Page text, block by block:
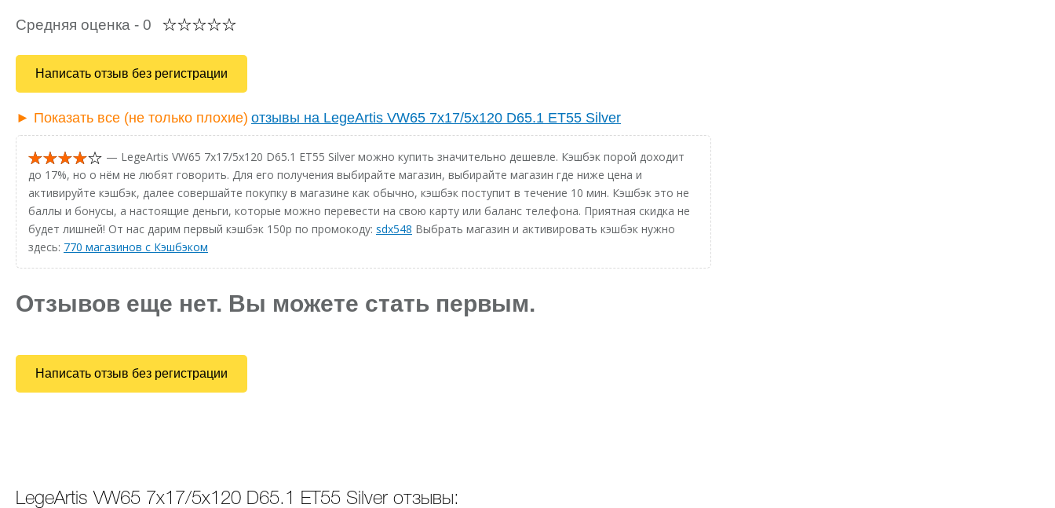
Средняя оценка - 0
Написать отзыв без регистрации
► Показать все (не только плохие) отзывы на LegeArtis VW65 7x17/5x120 D65.1 ET55 Silver
— LegeArtis VW65 7x17/5x120 D65.1 ET55 Silver можно купить значительно дешевле. Кэшбэк порой доходит
до 17%, но о нём не любят говорить. Для его получения выбирайте магазин, выбирайте магазин где ниже цена и
активируйте кэшбэк, далее совершайте покупку в магазине как обычно, кэшбэк поступит в течение 10 мин. Кэшбэк это не
баллы и бонусы, а настоящие деньги, которые можно перевести на свою карту или баланс телефона. Приятная скидка не
будет лишней! От нас дарим первый кэшбэк 150р по промокоду: sdx548 Выбрать магазин и активировать кэшбэк нужно
здесь: 770 магазинов с Кэшбэком
Отзывов еще нет. Вы можете стать первым.
Написать отзыв без регистрации
LegeArtis VW65 7x17/5x120 D65.1 ET55 Silver отзывы: